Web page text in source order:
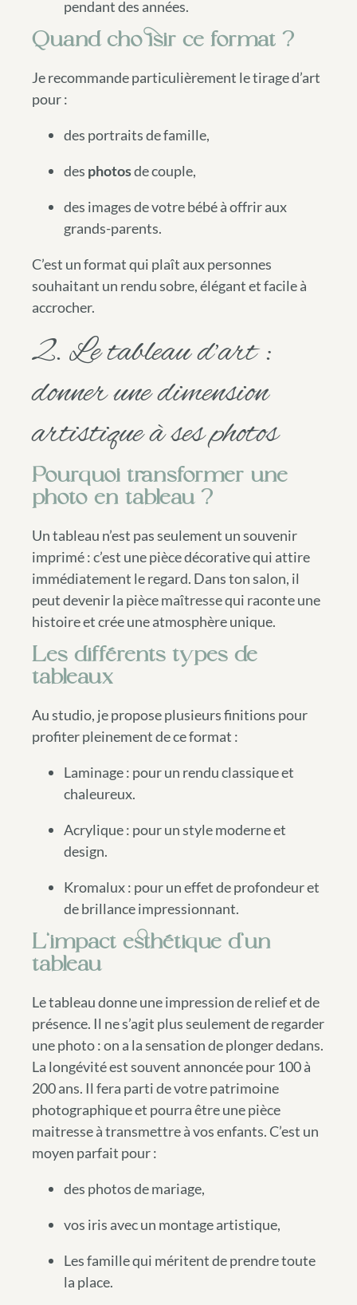
pendant des années.
Quand choisir ce format ?
Je recommande particulièrement le tirage d’art
pour :
des portraits de famille,
des photosde couple,
des images de votre bébé à offrir aux
grands-parents.
C’est un format qui plaît aux personnes
souhaitant un rendu sobre, élégant et facile à
accrocher.
2. Le tableau d’art :
donner une dimension
artistique à ses photos
Pourquoi transformer une
photo en tableau ?
Un tableau n’est pas seulement un souvenir
imprimé : c’est une pièce décorative qui attire
immédiatement le regard. Dans ton salon, il
peut devenir la pièce maîtresse qui raconte une
histoire et crée une atmosphère unique.
Les différents types de
tableaux
Au studio, je propose plusieurs finitions pour
profiter pleinement de ce format :
Laminage : pour un rendu classique et
chaleureux.
Acrylique : pour un style moderne et
design.
Kromalux : pour un effet de profondeur et
de brillance impressionnant.
L’impact esthétique d’un
tableau
Le tableau donne une impression de relief et de
présence. Il ne s’agit plus seulement de regarder
une photo : on a la sensation de plonger dedans.
La longévité est souvent annoncée pour 100 à
200 ans. Il fera parti de votre patrimoine
photographique et pourra être une pièce
maitresse à transmettre à vos enfants. C’est un
moyen parfait pour :
des photos de mariage,
vos iris avec un montage artistique,
Les famille qui méritent de prendre toute
la place.